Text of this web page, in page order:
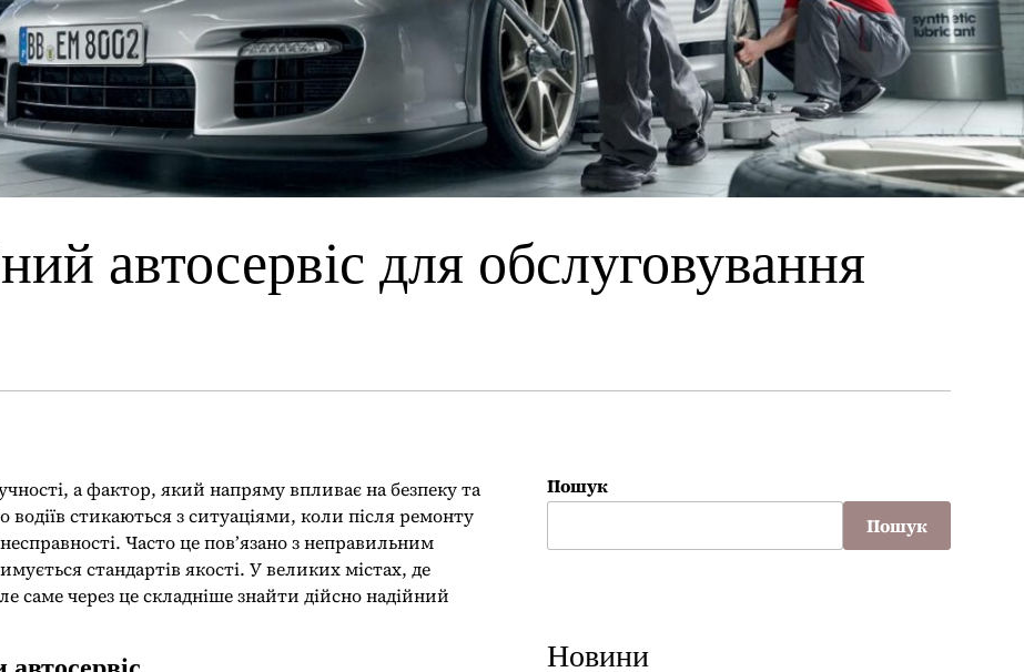
автосервіс для обслуговування
а фактор, який напряму впливає на безпеку та
стикаються з ситуаціями, коли після ремонту
Часто це пов’язано з неправильним
стандартів якості. У великих містах, де
саме через це складніше знайти дійсно надійний
Пошук
Пошук
Новини